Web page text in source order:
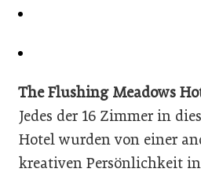
The Flushing Meadows
Jedes der 16 Zimmer in
Hotel wurden von einer
kreativen Persönlichkeit